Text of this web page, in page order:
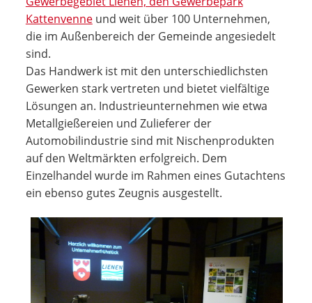
Kattenvenneund weit über 100 Unternehmen,
die im Außenbereich der Gemeinde angesiedelt
sind.
Das Handwerk ist mit den unterschiedlichsten
Gewerken stark vertreten und bietet vielfältige
Lösungen an. Industrie­unternehmen wie etwa
Metallgießereien und Zulieferer der
Automobilindustrie sind mit Nischenprodukten
auf den Weltmärkten erfolgreich. Dem
Einzelhandel wurde im Rahmen eines Gutachtens
ein ebenso gutes Zeugnis ausgestellt.